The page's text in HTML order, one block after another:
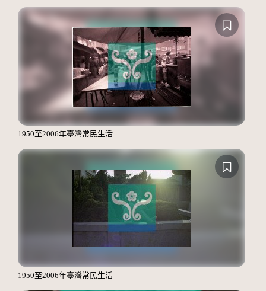
1950至2006年臺灣常民生活
1950至2006年臺灣常民生活